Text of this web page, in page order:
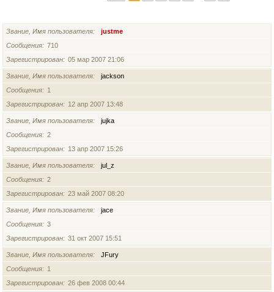
Звание, Имя пользователя
justme
Сообщения
710
Зарегистрирован
05 мар 2007 21:06
Звание, Имя пользователя
jackson
Сообщения
1
Зарегистрирован
12 апр 2007 13:48
Звание, Имя пользователя
jujka
Сообщения
2
Зарегистрирован
13 апр 2007 15:26
Звание, Имя пользователя
jul_z
Сообщения
2
Зарегистрирован
23 май 2007 08:20
Звание, Имя пользователя
jace
Сообщения
3
Зарегистрирован
31 окт 2007 15:51
Звание, Имя пользователя
JFury
Сообщения
1
Зарегистрирован
26 фев 2008 00:44